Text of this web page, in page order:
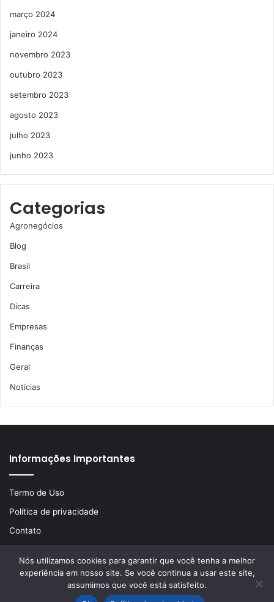
março 2024
janeiro 2024
novembro 2023
outubro 2023
setembro 2023
agosto 2023
julho 2023
junho 2023
Categorias
Agronegócios
Blog
Brasil
Carreira
Dicas
Empresas
Finanças
Geral
Notícias
Informações Importantes
Termo de Uso
Política de privacidade
Contato
© Copyright 2026, Todos os direitos reservados | Desenvolvido
porLA Comunicações
Nós utilizamos cookies para garantir que você tenha a melhor
experiência em nosso site. Se você continua a usar este site,
assumimos que você está satisfeito.